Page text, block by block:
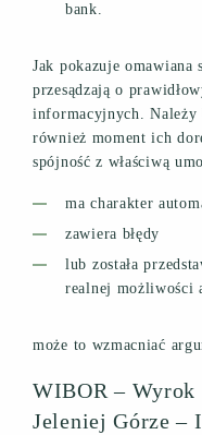
bank.
Jak pokazuje omawiana
przesądzają o
informacyjnych. Należy
również moment ich
spójność z właściwą
ma charakter
zawiera błędy
lub została
realnej możliwości
może to wzmacniać
WIBOR – Wyrok
Jeleniej Górze –